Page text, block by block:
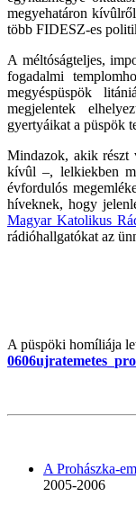
megyehatáron
több FIDESZ-es
A méltóságteljes,
fogadalmi
megyéspüspök
megjelentek
gyertyáikat a püspök
Mindazok, akik részt
kívûl –, lelkiekben
évfordulós
híveknek, hogy
Magyar Katolikus
rádióhallgatókat az
A püspöki homíliája
A Prohászka-
2005-2006